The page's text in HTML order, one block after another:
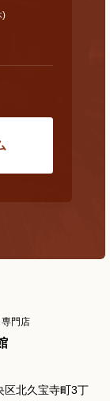
)
門店
区北久宝寺町3丁